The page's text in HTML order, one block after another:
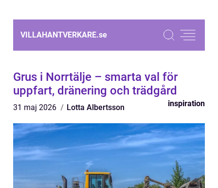
VILLAHANTVERKARE.se
Grus i Norrtälje – smarta val för
uppfart, dränering och trädgård
31 maj 2026 Lotta Albertsson inspiration